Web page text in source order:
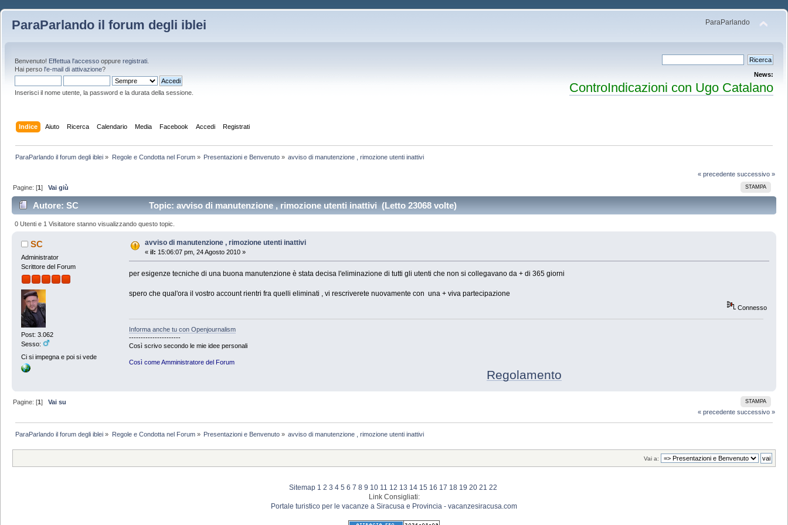
ParaParlando il forum degli iblei ParaParlando
Benvenuto! Effettua l'accesso oppure registrati
Hai perso l'e-mail di attivazione?
Inserisci il nome utente, la password e la durata della sessione.
News:
ControIndicazioni con Ugo Catalano
Indice Aiuto Ricerca Calendario Media Facebook Accedi Registrati
ParaParlando il forum degli iblei » Regole e Condotta nel Forum» Presentazioni e Benvenuto» avviso di manutenzione , rimozione utenti inattivi
« precedente successivo »
STAMPA
Pagine: [1]Vai giù
Autore: SC Topic: avviso di manutenzione , rimozione utenti inattivi (Letto 23068 volte)
0 Utenti e 1 Visitatore stanno visualizzando questo topic.
SC
Administrator
Scrittore del Forum
Post: 3.062
Sesso:
Ci si impegna e poi si vede
avviso di manutenzione , rimozione utenti inattivi
« il: 15:06:07 pm, 24 Agosto 2010 »
per esigenze tecniche di una buona manutenzione è stata decisa l'eliminazione di tutti gli utenti che non si collegavano da + di 365 giorni
spero che qual'ora il vostro account rientri fra quelli eliminati , vi rescriverete nuovamente con una + viva partecipazione
Connesso
Informa anche tu con Openjournalism
----------------------
Così scrivo secondo le mie idee personali
Così come Amministratore del Forum
Regolamento
STAMPA
Pagine: [1]Vai su
« precedente successivo »
ParaParlando il forum degli iblei » Regole e Condotta nel Forum» Presentazioni e Benvenuto» avviso di manutenzione , rimozione utenti inattivi
Vai a:
Sitemap 1 2 3 4 5 6 7 8 9 10 11 12 13 14 15 16 17 18 19 20 21 22
Link Consigliati:
Portale turistico per le vacanze a Siracusa e Provincia - vacanzesiracusa.com